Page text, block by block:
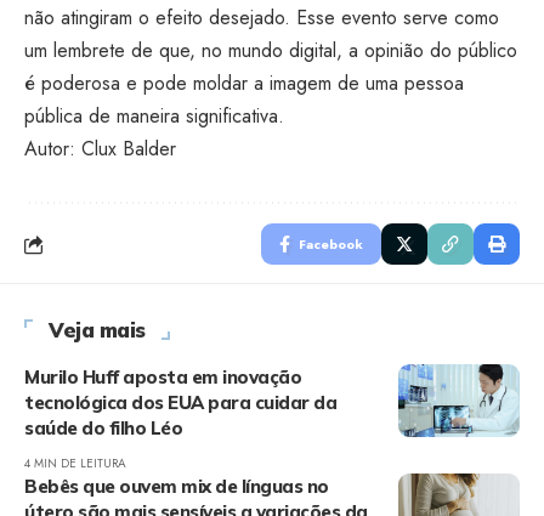
não atingiram o efeito desejado. Esse evento serve como
um lembrete de que, no mundo digital, a opinião do público
é poderosa e pode moldar a imagem de uma pessoa
pública de maneira significativa.
Autor: Clux Balder
Facebook
Veja mais
Murilo Huff aposta em inovação
tecnológica dos EUA para cuidar da
saúde do filho Léo
4 MIN DE LEITURA
Bebês que ouvem mix de línguas no